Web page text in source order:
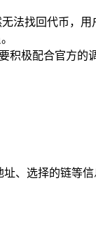
法找回代币，
积极配合官方
、选择的链等